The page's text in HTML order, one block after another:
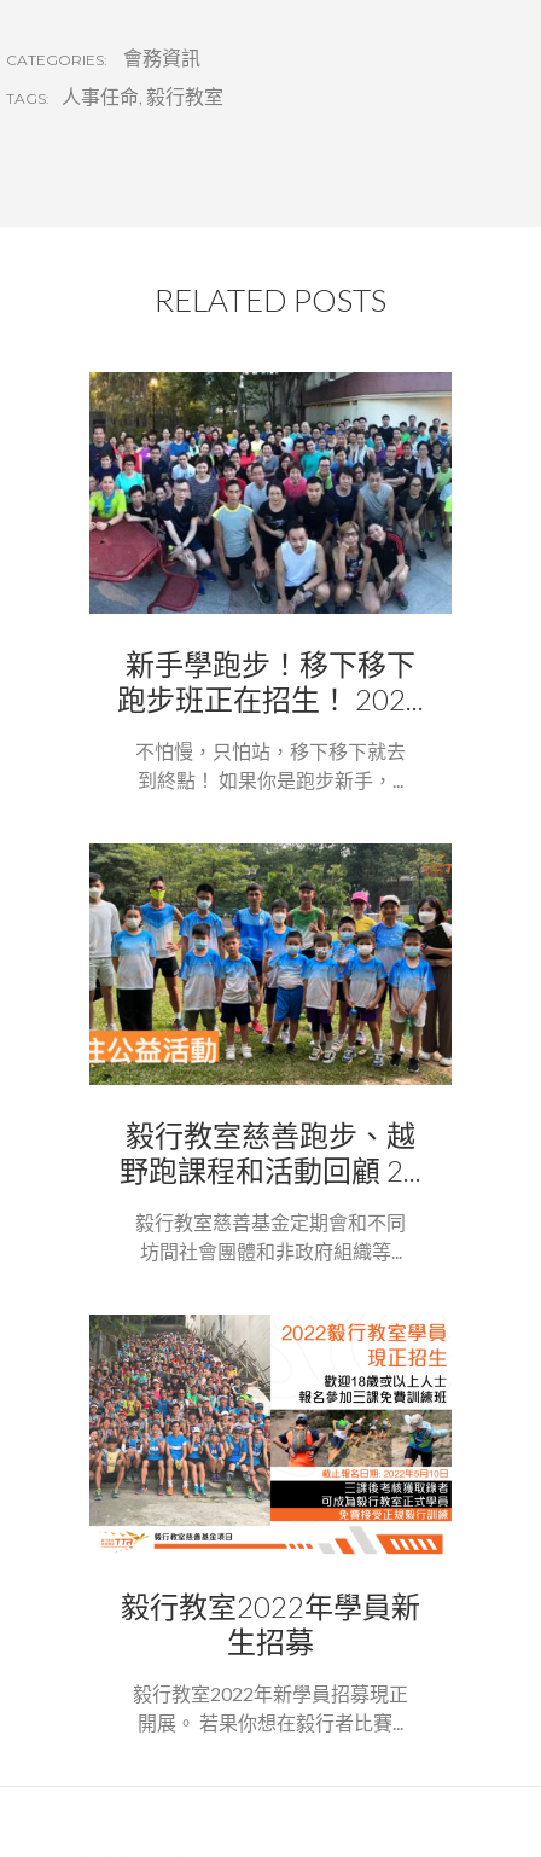
CATEGORIES: 會務資訊
TAGS: 人事任命, 毅行教室
RELATED POSTS
新手學跑步！移下移下
跑步班正在招生！ 202...
不怕慢，只怕站，移下移下就去
到終點！ 如果你是跑步新手，...
毅行教室慈善跑步、越
野跑課程和活動回顧 2...
毅行教室慈善基金定期會和不同
坊間社會團體和非政府組織等...
毅行教室2022年學員新
生招募
毅行教室2022年新學員招募現正
開展。 若果你想在毅行者比賽...